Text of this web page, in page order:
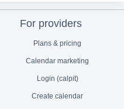
For providers
Plans & pricing
Calendar marketing
Login (calpit)
Create calendar